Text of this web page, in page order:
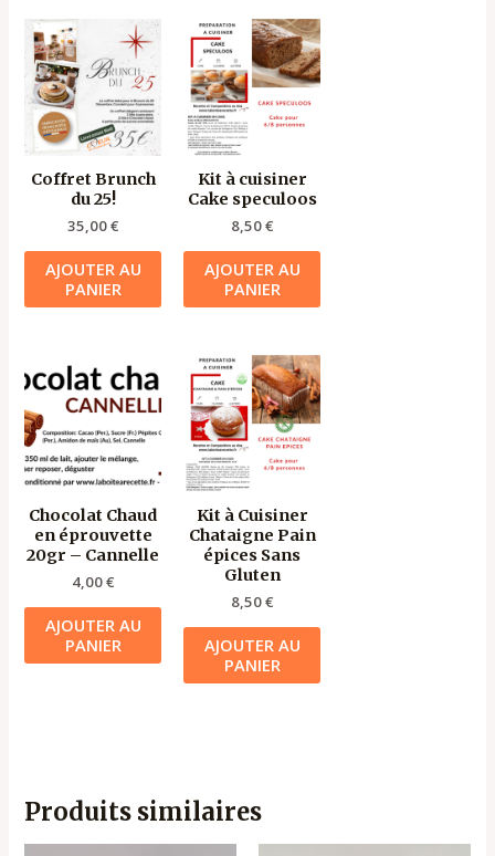
Coffret Brunch
du 25!
35,00€
AJOUTER AU
PANIER
Kit à cuisiner
Cake speculoos
8,50€
AJOUTER AU
PANIER
Chocolat Chaud
en éprouvette
20gr – Cannelle
4,00€
AJOUTER AU
PANIER
Kit à Cuisiner
Chataigne Pain
épices Sans
Gluten
8,50€
AJOUTER AU
PANIER
Produits similaires